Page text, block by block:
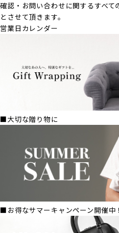
確認・お問い合わせに関するすべ
とさせて頂きます。
営業日カレンダー
■大切な贈り物に
■お得なサマーキャンペーン開催中！